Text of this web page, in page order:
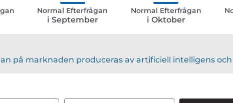
Normal Efterfrågan
i September
Normal Efterfrågan
i Oktober
på marknaden produceras av artificiell intelligens